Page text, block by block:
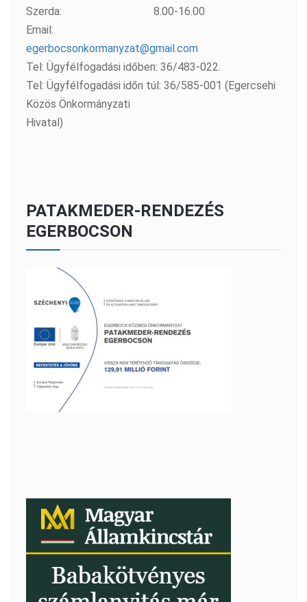
Szerda:
8.00-16.00
Email:
egerbocsonkormanyzat@gmail.com
Tel: Ügyfélfogadási időben: 36/483-022.
Tel: Ügyfélfogadási időn túl: 36/585-001 (Egercsehi
Közös Önkormányzati
Hivatal)
PATAKMEDER-RENDEZÉS
EGERBOCSON